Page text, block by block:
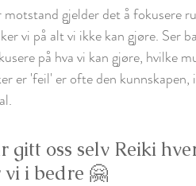
gjelder det å fokusere
vi på alt vi ikke kan gjøre. Ser
på hva vi kan gjøre, hvilke
er 'feil' er ofte den
gitt oss selv Reiki
i bedre 🤗